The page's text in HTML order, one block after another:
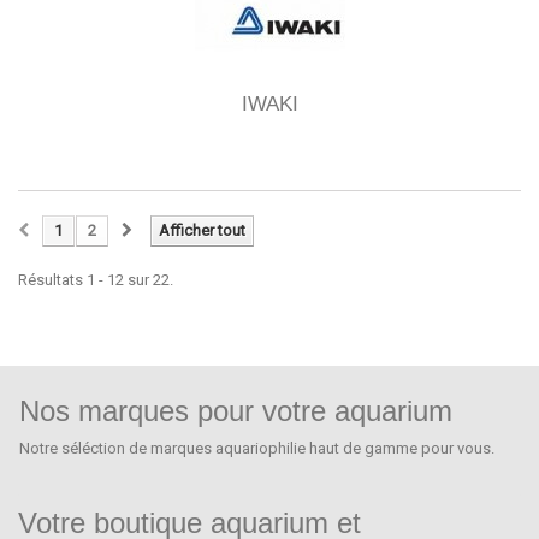
IWAKI
Afficher tout
1 2
Résultats 1 - 12 sur 22.
Nos marques pour votre aquarium
Notre séléction de marques aquariophilie haut de gamme pour vous.
Votre boutique aquarium et